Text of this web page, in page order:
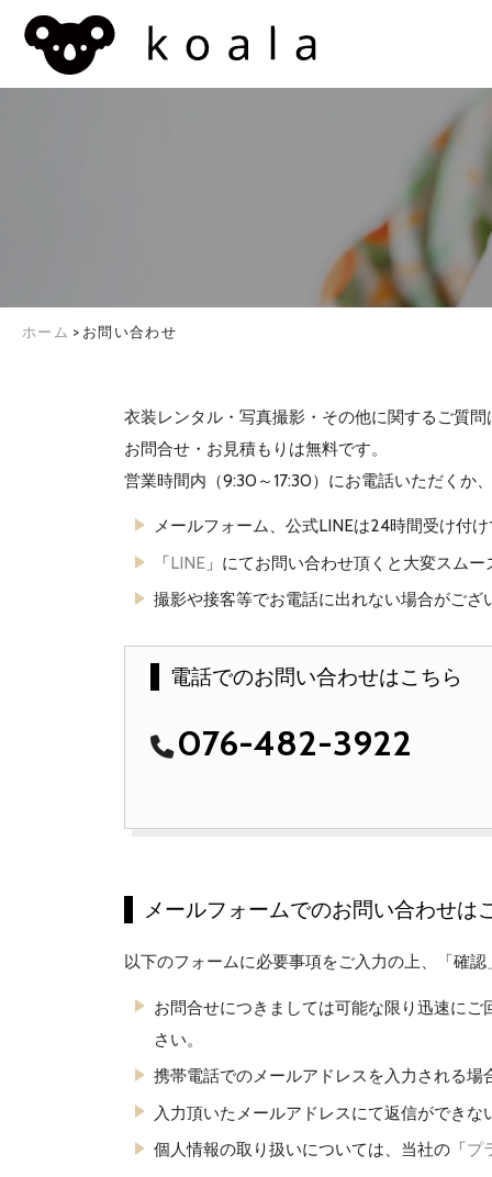
ホーム > お問い合わせ
衣装レンタル・写真撮影・その他に関するご質
お問合せ・お見積もりは無料です。
営業時間内（9:30～17:30）にお電話いただくか
メールフォーム、公式LINEは24時間受け付
「LINE 」にてお問い合わせ頂くと大変スムー
撮影や接客等でお電話に出れない場合がご
電話でのお問い合わせはこちら
076-482-3922
メールフォームでのお問い合わせは
以下のフォームに必要事項をご入力の上、「確
お問合せにつきましては可能な限り迅速に
さい。
携帯電話でのメールアドレスを入力される
入力頂いたメールアドレスにて返信ができ
個人情報の取り扱いについては、当社の「プ